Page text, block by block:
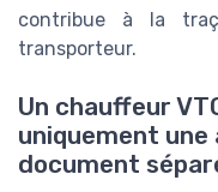
contribue à la
transporteur.
Un chauffeur
uniquement une
document